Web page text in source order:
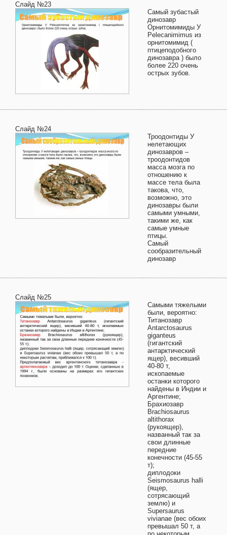
Слайд №23
Самый зубастый
динозавр
Орнитомимиды У
Pelecanimimus из
орнитомимид (
птицеподобного
динозавра ) было
более 220 очень
острых зубов.
Слайд №24
Троодонтиды У
нелетающих
динозавров –
троодонтидов
масса мозга по
отношению к
массе тела была
такова, что,
возможно, это
динозавры были
самыми умными,
такими же, как
самые умные
птицы.
Самый
сообразительный
динозавр
Слайд №25
Самыми тяжелыми
были, вероятно:
Титанозавр
Antarctosaurus
giganteus
(гигантский
антарктический
ящер), весивший
40-80 т,
ископаемые
останки которого
найдены в Индии и
Аргентине;
Брахиозавр
Brachiosaurus
altithorax
(рукоящер),
названный так за
свои длинные
передние
конечности (45-55
т);
диплодоки
Seismosaurus halli
(ящер,
сотрясающий
землю) и
Supersaurus
vivianae (вес обоих
превышал 50 т, а